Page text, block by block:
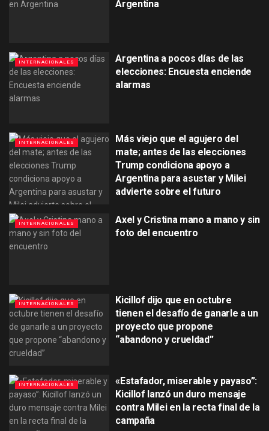
Argentina
INTERNACIONALES
Argentina a pocos días de las
elecciones: Encuesta enciende
alarmas
INTERNACIONALES
Más viejo que el agujero del
mate; antes de las elecciones
Trump condiciona apoyo a
Argentina para asustar y Milei
advierte sobre el futuro
INTERNACIONALES
Axel y Cristina mano a mano y sin
foto del encuentro
INTERNACIONALES
Kicillof dijo que en octubre
tienen el desafío de ganarle a un
proyecto que propone
“abandono y crueldad”
INTERNACIONALES
«Estafador, miserable y payaso”:
Kicillof lanzó un duro mensaje
contra Milei en la recta final de la
campaña